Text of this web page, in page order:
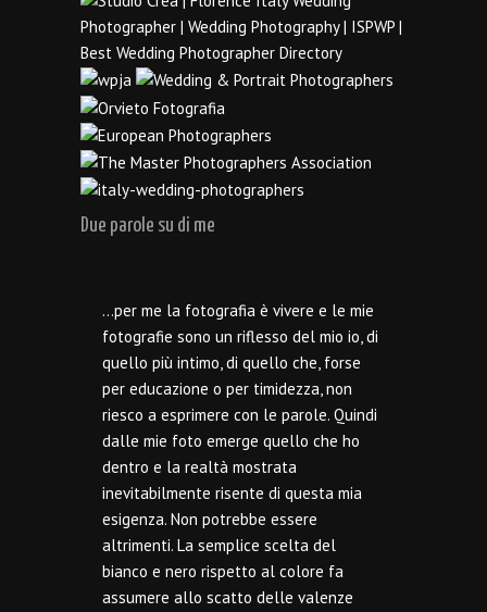
Due parole su di me
…per me la fotografia è vivere e le mie
fotografie sono un riflesso del mio io, di
quello più intimo, di quello che, forse
per educazione o per timidezza, non
riesco a esprimere con le parole. Quindi
dalle mie foto emerge quello che ho
dentro e la realtà mostrata
inevitabilmente risente di questa mia
esigenza. Non potrebbe essere
altrimenti. La semplice scelta del
bianco e nero rispetto al colore fa
assumere allo scatto delle valenze